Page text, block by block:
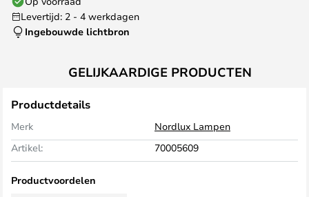
Levertijd: 2 - 4 werkdagen
Ingebouwde lichtbron
GELIJKAARDIGE PRODUCTEN
Productdetails
Merk
Nordlux Lampen
Artikel:
70005609
Productvoordelen